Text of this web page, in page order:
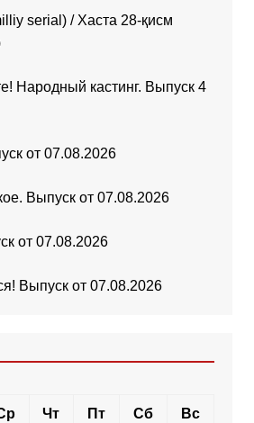
serial) / Хаста 28-қисм
Народный кастинг. Выпуск 4
от 07.08.2026
Выпуск от 07.08.2026
от 07.08.2026
Выпуск от 07.08.2026
Чт Пт Сб Вс